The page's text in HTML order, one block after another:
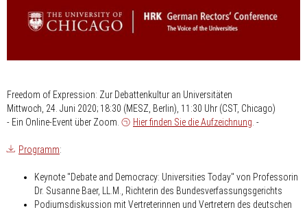
Freedom of Expression: Zur Debattenkultur an Universitäten
Mittwoch, 24. Juni 2020; 18:30 (MESZ, Berlin), 11:30 Uhr (CST, Chicago)
- Ein Online-Event über Zoom.
Hier finden Sie die Aufzeichnung. -
Programm:
Keynote "Debate and Democracy: Universities Today" von Professorin
Dr. Susanne Baer, LL.M., Richterin des Bundesverfassungsgerichts
Podiumsdiskussion mit Vertreterinnen und Vertretern des deutschen